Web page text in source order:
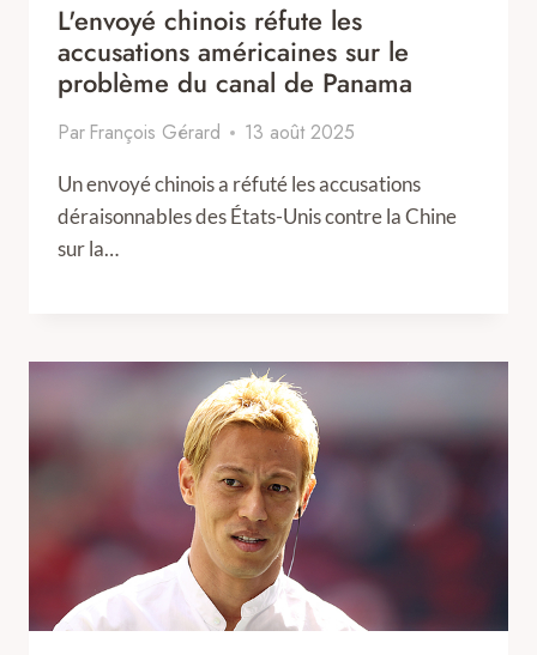
L'envoyé chinois réfute les
accusations américaines sur le
problème du canal de Panama
Par François Gérard 13 août 2025
Un envoyé chinois a réfuté les accusations
déraisonnables des États-Unis contre la Chine
sur la…